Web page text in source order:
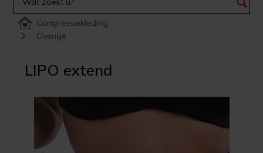
Compressiekleding
Overige
LIPO extend